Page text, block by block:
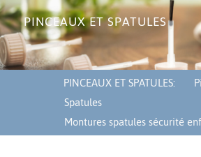
PINCEAUX ET SPATULES
PINCEAUX ET SPATULES:
Spatules
Montures spatules sécurité